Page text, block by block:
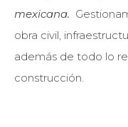
mexicana.
obra civil,
además de todo lo
construcción.